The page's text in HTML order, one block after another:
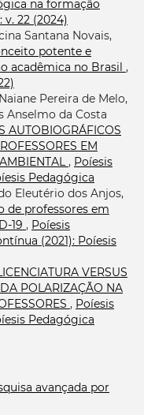
na formação
v. 22 (2024)
Santana Novais,
potente e
acadêmica no Brasil ,
Pereira de Melo,
Anselmo da Costa
AUTOBIOGRÁFICOS
EM
, Poíesis
Pedagógica
Eleutério dos Anjos,
de professores em
19 , Poíesis
(2021): Poíesis
VERSUS
POLARIZAÇÃO NA
, Poíesis
Pedagógica
avançada por